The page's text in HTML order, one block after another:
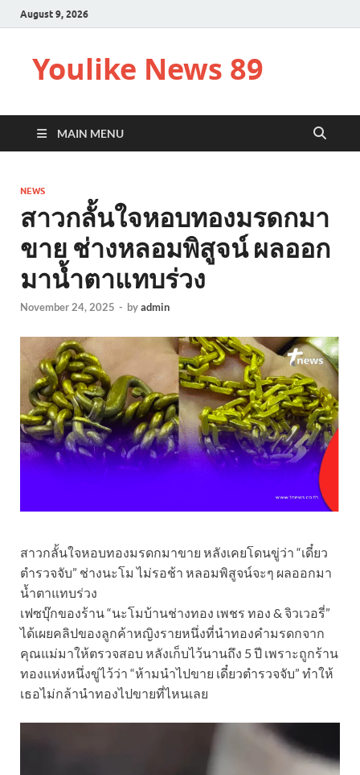
August 9, 2026
Youlike News 89
MAIN MENU
NEWS
สาวกลั้นใจหอบทองมรดกมา
ขาย ช่างหลอมพิสูจน์ ผลออก
มาน้ำตาแทบร่วง
November 24, 2025 - byadmin
สาวกลั้นใจหอบทองมรดกมาขาย หลังเคยโดนขู่ว่า “เดี๋ยว
ตำรวจจับ” ช่างนะโม ไม่รอช้า หลอมพิสูจน์จะๆ ผลออกมา
น้ำตาแทบร่วง
เฟซบุ๊กของร้าน “นะโมบ้านช่างทอง เพชร ทอง & จิวเวอรี่”
ได้เผยคลิปของลูกค้าหญิงรายหนึ่งที่นำทองคำมรดกจาก
คุณแม่มาให้ตรวจสอบ หลังเก็บไว้นานถึง 5 ปี เพราะถูกร้าน
ทองแห่งหนึ่งขู่ไว้ว่า “ห้ามนำไปขาย เดี๋ยวตำรวจจับ” ทำให้
เธอไม่กล้านำทองไปขายที่ไหนเลย